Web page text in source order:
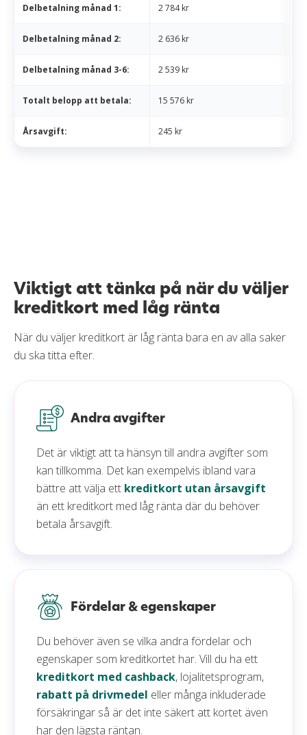
Delbetalning månad 1: 2 784 kr
Delbetalning månad 2: 2 636 kr
Delbetalning månad 3-6: 2 539 kr
Totalt belopp att betala: 15 576 kr
Årsavgift: 245 kr
Viktigt att tänka på när du väljer
kreditkort med låg ränta
När du väljer kreditkort är låg ränta bara en av alla saker
du ska titta efter.
Andra avgifter
Det är viktigt att ta hänsyn till andra avgifter som
kan tillkomma. Det kan exempelvis ibland vara
bättre att välja ett kreditkort utan årsavgift
än ett kreditkort med låg ränta där du behöver
betala årsavgift.
Fördelar & egenskaper
Du behöver även se vilka andra fördelar och
egenskaper som kreditkortet har. Vill du ha ett
kreditkort med cashback, lojalitetsprogram,
rabatt på drivmedel eller många inkluderade
försäkringar så är det inte säkert att kortet även
har den lägsta räntan.